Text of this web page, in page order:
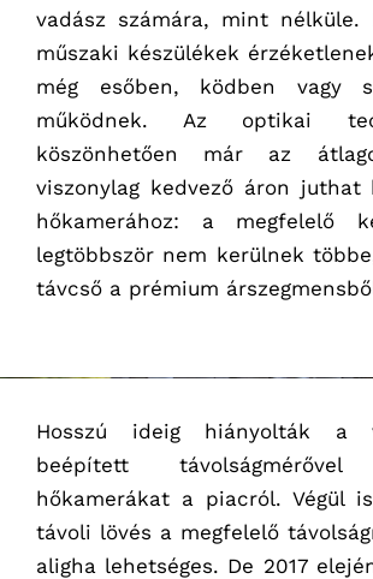
vadász számára, mint nélküle.
műszaki készülékek
még esőben, ködben vagy
működnek. Az optikai
köszönhetően már az
viszonylag kedvező áron juthat
hőkamerához: a megfelelő
legtöbbször nem kerülnek
távcső a prémium
Hosszú ideig hiányolták a
beépített távolságmérővel
hőkamerákat a piacról. Végül
távoli lövés a megfelelő
aligha lehetséges. De 2017